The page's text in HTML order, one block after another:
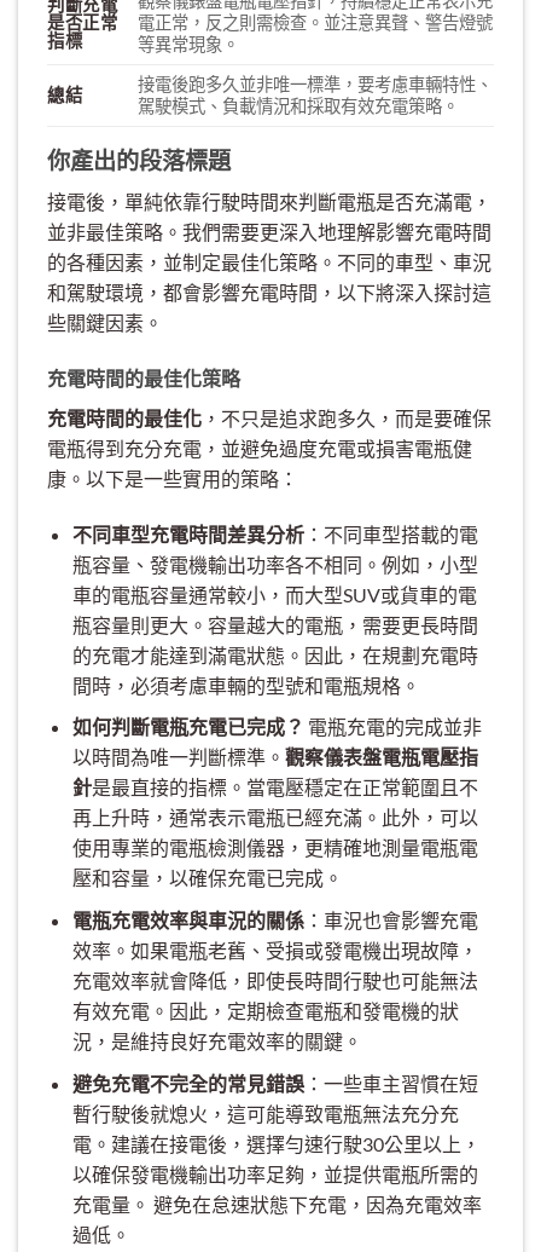
是否正常
指標
電正常，反之則需檢查。並注意異聲、警告燈號
等異常現象。
總結
接電後跑多久並非唯一標準，要考慮車輛特性、
駕駛模式、負載情況和採取有效充電策略。
你產出的段落標題
接電後，單純依靠行駛時間來判斷電瓶是否充滿電，
並非最佳策略。我們需要更深入地理解影響充電時間
的各種因素，並制定最佳化策略。不同的車型、車況
和駕駛環境，都會影響充電時間，以下將深入探討這
些關鍵因素。
充電時間的最佳化策略
充電時間的最佳化 ，不只是追求跑多久，而是要確保
電瓶得到充分充電，並避免過度充電或損害電瓶健
康。以下是一些實用的策略：
不同車型充電時間差異分析：不同車型搭載的電
瓶容量、發電機輸出功率各不相同。例如，小型
車的電瓶容量通常較小，而大型SUV或貨車的電
瓶容量則更大。容量越大的電瓶，需要更長時間
的充電才能達到滿電狀態。因此，在規劃充電時
間時，必須考慮車輛的型號和電瓶規格。
如何判斷電瓶充電已完成？ 電瓶充電的完成並非
以時間為唯一判斷標準。 觀察儀表盤電瓶電壓指
針是最直接的指標。當電壓穩定在正常範圍且不
再上升時，通常表示電瓶已經充滿。此外，可以
使用專業的電瓶檢測儀器，更精確地測量電瓶電
壓和容量，以確保充電已完成。
電瓶充電效率與車況的關係：車況也會影響充電
效率。如果電瓶老舊、受損或發電機出現故障，
充電效率就會降低，即使長時間行駛也可能無法
有效充電。因此，定期檢查電瓶和發電機的狀
況，是維持良好充電效率的關鍵。
避免充電不完全的常見錯誤：一些車主習慣在短
暫行駛後就熄火，這可能導致電瓶無法充分充
電。建議在接電後，選擇勻速行駛30公里以上，
以確保發電機輸出功率足夠，並提供電瓶所需的
充電量。 避免在怠速狀態下充電，因為充電效率
過低。